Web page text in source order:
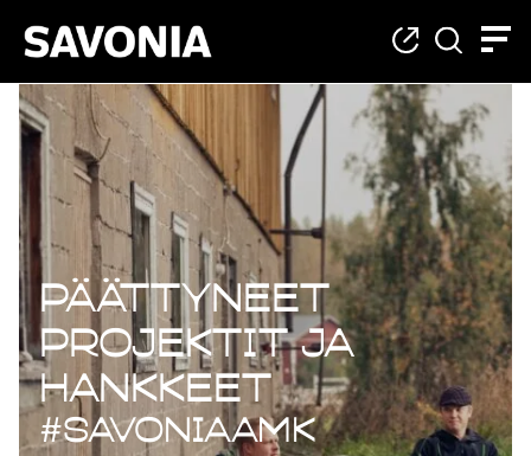
Päättyneet
Päättyneet
projektit ja
hankkeet
#savoniaAMK